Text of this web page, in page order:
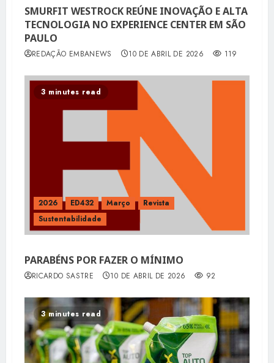
SMURFIT WESTROCK REÚNE INOVAÇÃO E ALTA
TECNOLOGIA NO EXPERIENCE CENTER EM SÃO
PAULO
REDAÇÃO EMBANEWS 10 DE ABRIL DE 2026 119
3 minutes read
2026 ED432 Março
Revista
Sustentabilidade
PARABÉNS POR FAZER O MÍNIMO
RICARDO SASTRE 10 DE ABRIL DE 2026 92
3 minutes read